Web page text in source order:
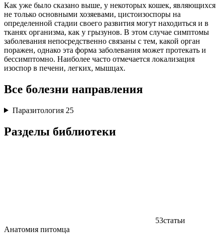
Как уже было сказано выше, у некоторых кошек, являющихся
не только основными хозяевами, цистоизоспоры на
определенной стадии своего развития могут находиться и в
тканях организма, как у грызунов. В этом случае симптомы
заболевания непосредственно связаны с тем, какой орган
поражен, однако эта форма заболевания может протекать и
бессимптомно. Наиболее часто отмечается локализация
изоспор в печени, легких, мышцах.
Все болезни направления
Паразитология 25
Разделы библиотеки
53статьи
Анатомия питомца